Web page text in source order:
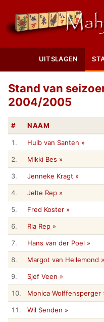
UITSLAGEN
Stand van
2004/2005
# NAAM
1. Huib van Santen »
2. Mikki Bes »
3. Jenneke Kragt »
4. Jelte Rep »
5. Fred Koster »
6. Ria Rep »
7. Hans van der Poel »
8. Margot van Hellemond »
9. Sjef Veen »
10. Monica Wolffensperger
11. Wil Senden »